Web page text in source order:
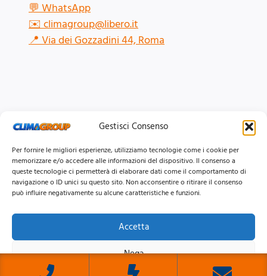
Gestisci Consenso
Per fornire le migliori esperienze, utilizziamo tecnologie come i cookie per
memorizzare e/o accedere alle informazioni del dispositivo. Il consenso a
queste tecnologie ci permetterà di elaborare dati come il comportamento di
navigazione o ID unici su questo sito. Non acconsentire o ritirare il consenso
può influire negativamente su alcune caratteristiche e funzioni.
Accetta
Nega
💬WhatsApp
✉️climagroup@libero.it
📍Via dei Gozzadini 44, Roma
© 2026 Clima Group Impianti Srls P.IVA: 17771951005
Privacy
CookiePolicy | Mappa del Sito